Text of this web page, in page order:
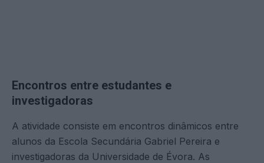
Encontros entre estudantes e
investigadoras
A atividade consiste em encontros dinâmicos entre
alunos da Escola Secundária Gabriel Pereira e
investigadoras da Universidade de Évora. As